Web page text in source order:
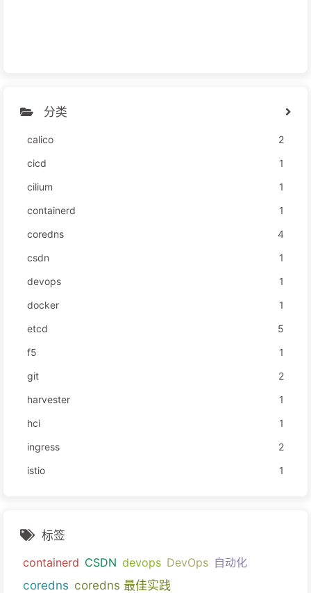
分类
calico
2
cicd
1
cilium
1
containerd
1
coredns
4
csdn
1
devops
1
docker
1
etcd
5
f5
1
git
2
harvester
1
hci
1
ingress
2
istio
1
标签
containerd CSDN devops DevOps 自动化
coredns coredns 最佳实践